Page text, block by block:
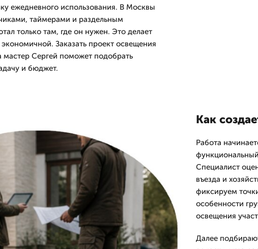
ежедневного использования. В Москвы
таймерами и раздельным
только там, где он нужен. Это делает
Заказать проект освещения
Сергей поможет подобрать
и бюджет.
Как
Работа
Специалист
въезда и
фиксируем
особенности
освещения
Далее